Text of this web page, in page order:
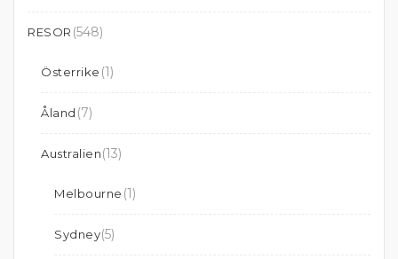
RESOR (548)
Österrike (1)
Åland (7)
Australien(13)
Melbourne (1)
Sydney(5)